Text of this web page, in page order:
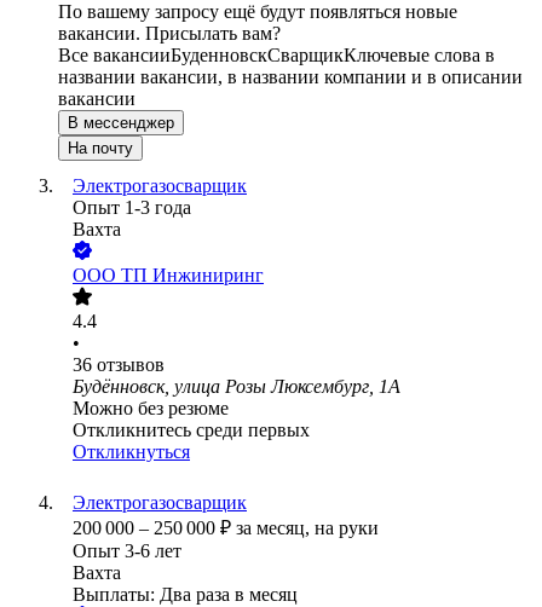
По вашему запросу ещё будут появляться новые
вакансии. Присылать вам?
Все вакансииБуденновскСварщикКлючевые слова в
названии вакансии, в названии компании и в описании
вакансии
В мессенджер
На почту
Электрогазосварщик
Опыт 1-3 года
Вахта
ООО ТП Инжиниринг
4.4
•
36 отзывов
Будённовск, улица Розы Люксембург, 1А
Можно без резюме
Откликнитесь среди первых
Откликнуться
Электрогазосварщик
200 000 – 250 000 ₽ за месяц, на руки
Опыт 3-6 лет
Вахта
Выплаты: Два раза в месяц